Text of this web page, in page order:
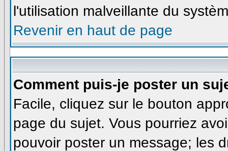
l'utilisation malveillante du
Revenir en haut de page
Comment puis-je poster un
Facile, cliquez sur le bouton
page du sujet. Vous pourriez
pouvoir poster un message; les